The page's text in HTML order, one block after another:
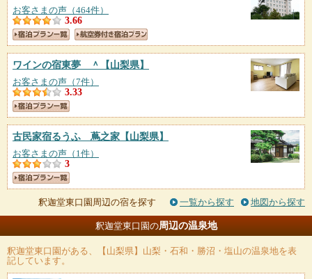
お客さまの声（464件）
3.66
ワインの宿東夢 ＾ 【山梨県】
お客さまの声（7件）
3.33
古民家宿るうふ 蔦之家 【山梨県】
お客さまの声（1件）
3
釈迦堂東口園周辺の宿を探す 一覧から探す 地図から探す
釈迦堂東口園の周辺の温泉地
釈迦堂東口園 がある、【山梨県】山梨・石和・勝沼・塩山の温泉地を表
記しています。